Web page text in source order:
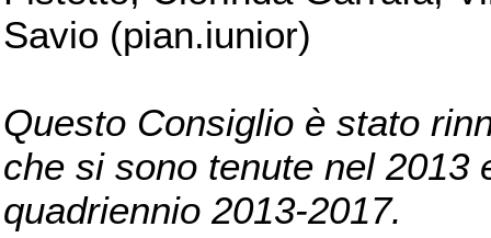
Savio (pian.iunior)
Questo Consiglio è stato
che si sono tenute nel 2013
quadriennio 2013-2017.